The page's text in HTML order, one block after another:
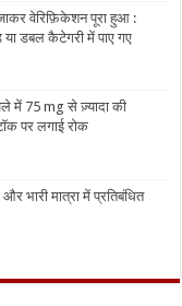
वेरिफ़िकेशन पूरा हुआ :
डबल कैटेगरी में पाए गए
में 75 mg से ज़्यादा की
पर लगाई रोक
भारी मात्रा में प्रतिबंधित